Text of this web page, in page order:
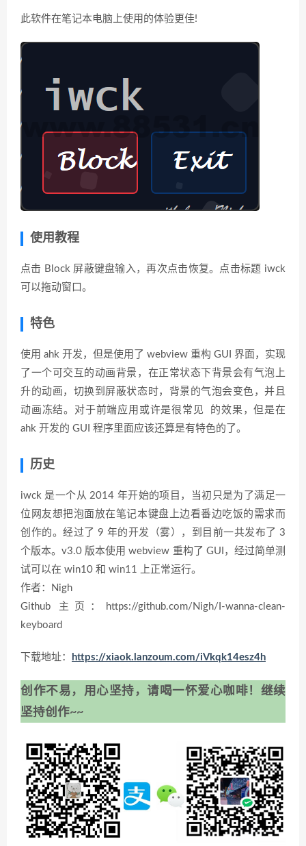
此软件在笔记本电脑上使用的体验更佳!
使用教程
点击 Block 屏蔽键盘输入，再次点击恢复。点击标题 iwck
可以拖动窗口。
特色
使用 ahk 开发，但是使用了 webview 重构 GUI 界面，实现
了一个可交互的动画背景，在正常状态下背景会有气泡上
升的动画，切换到屏蔽状态时，背景的气泡会变色，并且
动画冻结。对于前端应用或许是很常见 的效果，但是在
ahk 开发的 GUI 程序里面应该还算是有特色的了。
历史
iwck 是一个从 2014 年开始的项目，当初只是为了满足一
位网友想把泡面放在笔记本键盘上边看番边吃饭的需求而
创作的。经过了 9 年的开发（雾），到目前一共发布了 3
个版本。v3.0 版本使用 webview 重构了 GUI，经过简单测
试可以在 win10 和 win11 上正常运行。
作者：Nigh
Github 主页：https://github.com/Nigh/I-wanna-clean-
keyboard
下载地址： https://xiaok.lanzoum.com/iVkqk14esz4h
创作不易，用心坚持，请喝一怀爱心咖啡！继续
坚持创作~~